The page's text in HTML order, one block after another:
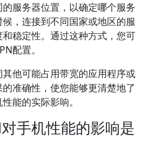
服务器位置，以确定哪个服务
，连接到不同国家或地区的服
稳定性。通过这种方式，您可
配置。
他可能占用带宽的应用程序或
准确性，使您能够更清楚地了
能的实际影响。
手机性能的影响是